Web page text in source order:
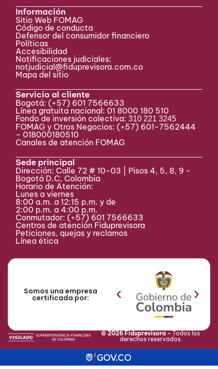
Información
Sitio Web FOMAG
Código de conducta
Defensor del consumidor financiero
Políticas
Accesibilidad
Notificaciones judiciales:
notjudicial@fiduprevisora.com.co
Mapa del sitio
Servicio al cliente
Bogotá: (+57) 601 7566633
Línea gratuita nacional: 01 8000 180 510
Fondo de inversión colectiva:310 221 3245
FOMAG y Otros Negocios: (+57) 601-7562444
– 018000180510
Canales de atención FOMAG
Sede principal
Dirección: Calle 72 # 10-03 | Pisos 4, 5, 8, 9 -
Bogotá D.C, Colombia
Horario de Atención:
Lunes a viernes
8:00 a.m. a 12:15 p.m. y de
2:00 p.m. a 4:00 p.m.
Conmutador: (+57) 601 7566633
Centros de atención Fiduprevisora
Peticiones, quejas y reclamos
Línea ética
Somos una empresa
certificada por:
© 2026 Fiduprevisora -Todos los
derechos reservados.